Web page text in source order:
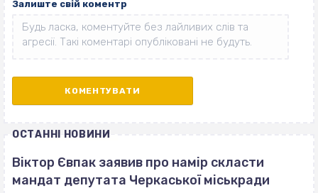
Залиште свій коментр
ОСТАННІ НОВИНИ
Віктор Євпак заявив про намір скласти
мандат депутата Черкаської міськради